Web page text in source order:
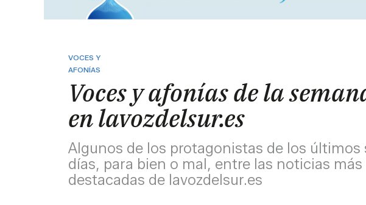
VOCES Y
AFONÍAS
Voces y afonías de la
en lavozdelsur.es
Algunos de los protagonistas de los últimos
días, para bien o mal, entre las noticias más
destacadas de lavozdelsur.es